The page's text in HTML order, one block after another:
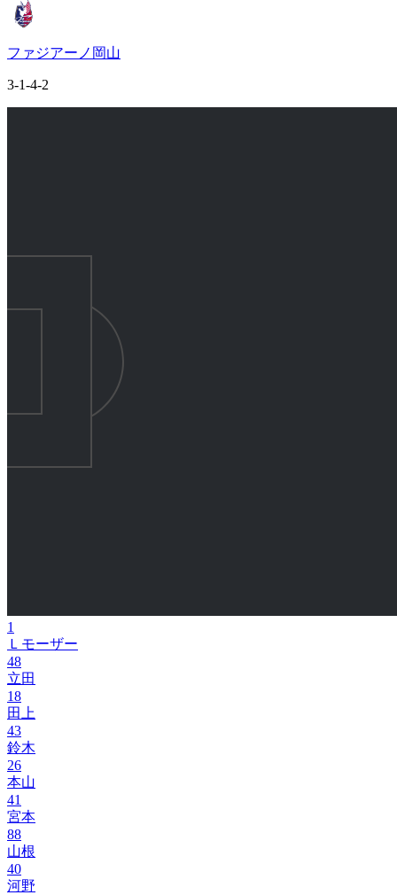
ファジアーノ岡山
3-1-4-2
1
Ｌモーザー
48
立田
18
田上
43
鈴木
26
本山
41
宮本
88
山根
40
河野